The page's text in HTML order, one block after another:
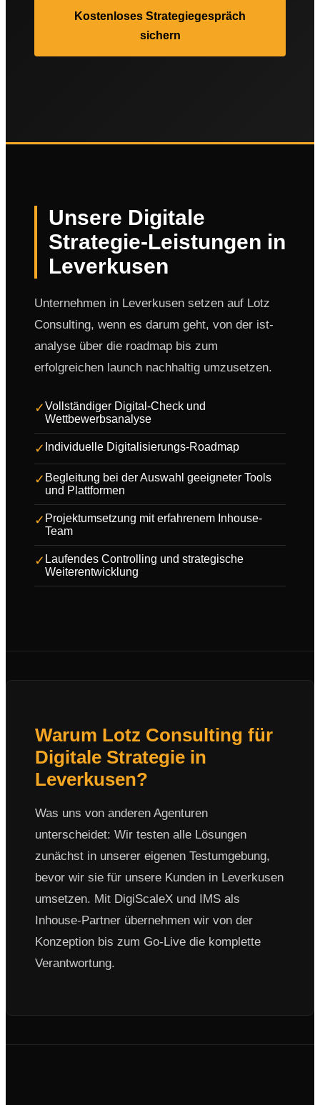
Kostenloses Strategiegespräch
sichern
Unsere Digitale
Strategie-Leistungen in
Leverkusen
Unternehmen in Leverkusen setzen auf Lotz
Consulting, wenn es darum geht, von der ist-
analyse über die roadmap bis zum
erfolgreichen launch nachhaltig umzusetzen.
✓Vollständiger Digital-Check und
Wettbewerbsanalyse
✓ Individuelle Digitalisierungs-Roadmap
✓ Begleitung bei der Auswahl geeigneter Tools
und Plattformen
✓ Projektumsetzung mit erfahrenem Inhouse-
Team
✓ Laufendes Controlling und strategische
Weiterentwicklung
Warum Lotz Consulting für
Digitale Strategie in
Leverkusen?
Was uns von anderen Agenturen
unterscheidet: Wir testen alle Lösungen
zunächst in unserer eigenen Testumgebung,
bevor wir sie für unsere Kunden in Leverkusen
umsetzen. Mit DigiScaleX und IMS als
Inhouse-Partner übernehmen wir von der
Konzeption bis zum Go-Live die komplette
Verantwortung.